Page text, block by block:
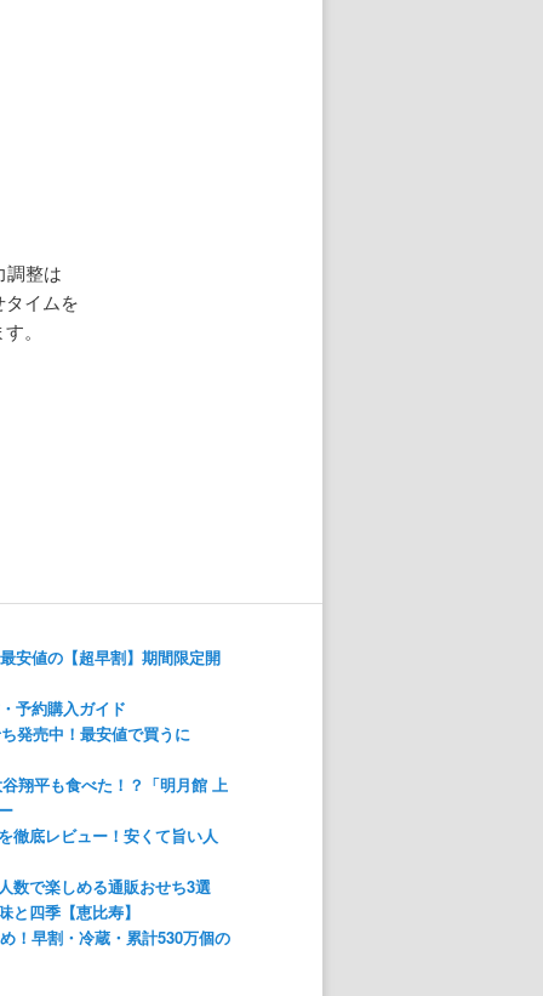
調整は
イムを
。
安値の【超早割】期間限定開
予約購入ガイド
発売中！最安値で買うに
翔平も食べた！？「明月館 上
徹底レビュー！安くて旨い人
数で楽しめる通販おせち3選
と四季【恵比寿】
！早割・冷蔵・累計530万個の